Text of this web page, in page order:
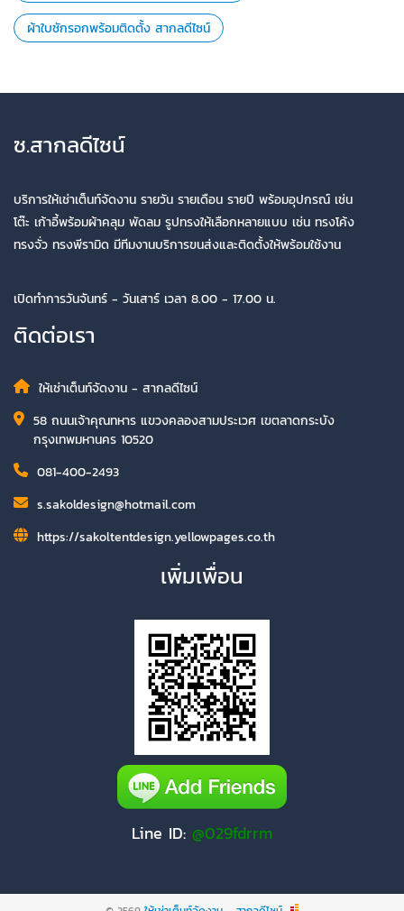
ผ้าใบชักรอกพร้อมติดตั้ง สากลดีไซน์
ซ.สากลดีไซน์
บริการให้เช่าเต็นท์จัดงาน รายวัน รายเดือน รายปี พร้อมอุปกรณ์ เช่น
โต๊ะ เก้าอี้พร้อมผ้าคลุม พัดลม รูปทรงให้เลือกหลายแบบ เช่น ทรงโค้ง
ทรงจั่ว ทรงพีรามิด มีทีมงานบริการขนส่งและติดตั้งให้พร้อมใช้งาน
เปิดทำการวันจันทร์ - วันเสาร์ เวลา 8.00 - 17.00 น.
ติดต่อเรา
ให้เช่าเต็นท์จัดงาน - สากลดีไซน์
58 ถนนเจ้าคุณทหาร แขวงคลองสามประเวศ เขตลาดกระบัง
กรุงเทพมหานคร 10520
081-400-2493
s.sakoldesign@hotmail.com
https://sakoltentdesign.yellowpages.co.th
เพิ่มเพื่อน
Line ID: @029fdrrm